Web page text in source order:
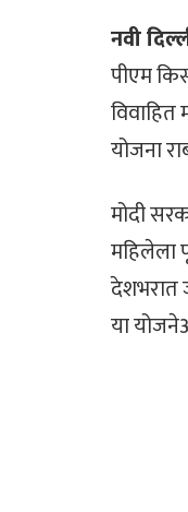
नवी
पीएम
योजना
मोदी
महिलेला
देशभरात
या